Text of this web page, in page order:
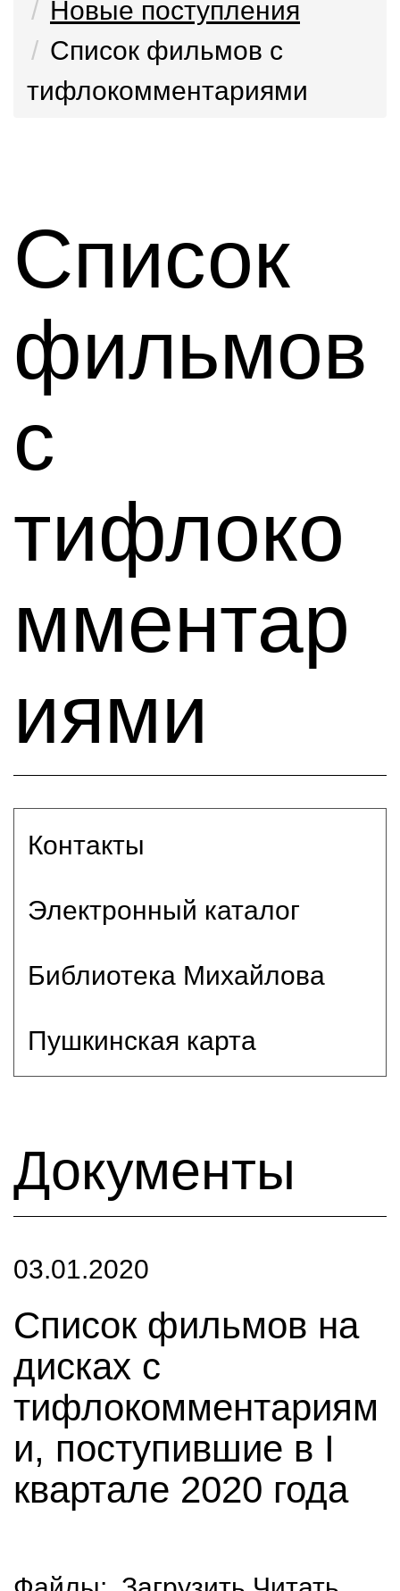
Новые поступления
Список фильмов с
тифлокомментариями
Список
фильмов
с
тифлоко
мментар
иями
Контакты
Электронный каталог
Библиотека Михайлова
Пушкинская карта
Документы
03.01.2020
Список фильмов на
дисках с
тифлокомментариям
и, поступившие в I
квартале 2020 года